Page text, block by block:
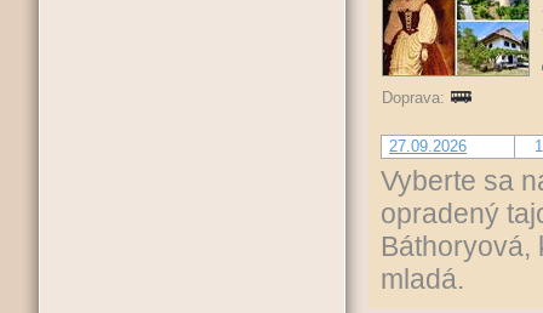
Doprava:
27.09.2026
Vyberte sa
opradený
Báthoryová,
mladá.